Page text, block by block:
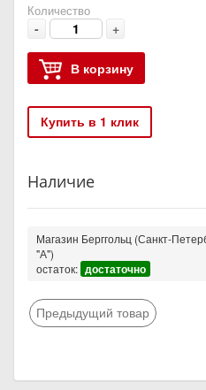
Количество
- +
В корзину
Купить в 1 клик
Наличие
Магазин Берггольц (Санкт-
"А")
остаток: достаточно
Предыдущий товар